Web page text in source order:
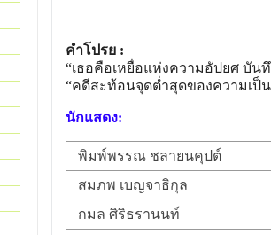
คำโปรย :
“เธอคือเหยื่อแห่งความอัปยศ บั
“คดีสะท้อนจุดต่ำสุดของความเป็
นักแสดง:
พิมพ์พรรณ ชลายนคุปต์
สมภพ เบญจาธิกุล
กมล ศิริธรานนท์